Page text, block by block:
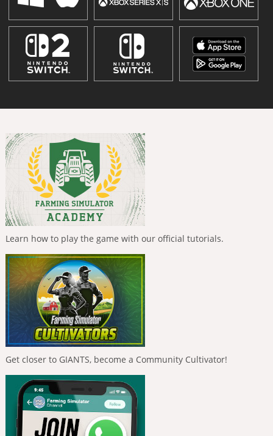
Learn how to play the game with our official tutorials.
Get closer to GIANTS, become a Community Cultivator!